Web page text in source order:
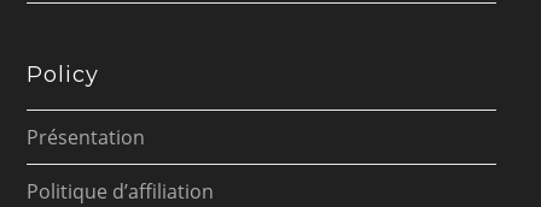
Policy
Présentation
Politique d’affiliation